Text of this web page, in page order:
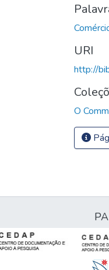
URI
http://
O